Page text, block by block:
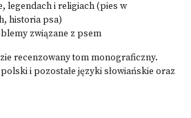
legendach i religiach (pies w
historia psa)
związane z psem
recenzowany tom monograficzny.
i pozostałe języki słowiańskie oraz